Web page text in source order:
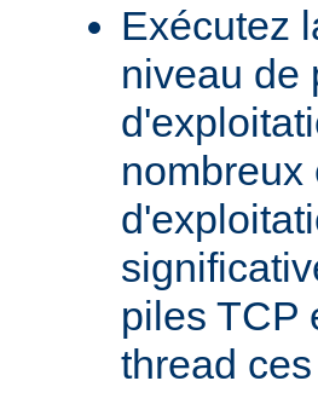
Exécutez
niveau de
nombreux
piles TCP
thread